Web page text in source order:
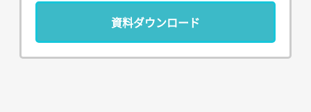
資料ダウンロード